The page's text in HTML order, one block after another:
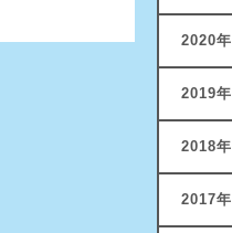
2020年
2019年
2018年
2017年